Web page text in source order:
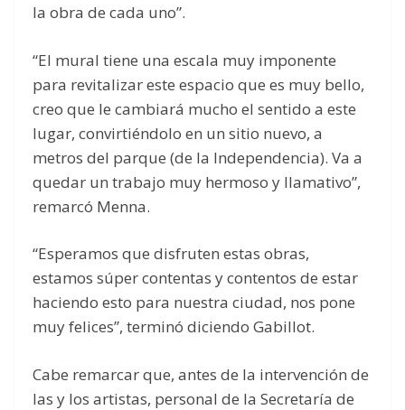
la obra de cada uno”.
“El mural tiene una escala muy imponente
para revitalizar este espacio que es muy bello,
creo que le cambiará mucho el sentido a este
lugar, convirtiéndolo en un sitio nuevo, a
metros del parque (de la Independencia). Va a
quedar un trabajo muy hermoso y llamativo”,
remarcó Menna.
“Esperamos que disfruten estas obras,
estamos súper contentas y contentos de estar
haciendo esto para nuestra ciudad, nos pone
muy felices”, terminó diciendo Gabillot.
Cabe remarcar que, antes de la intervención de
las y los artistas, personal de la Secretaría de